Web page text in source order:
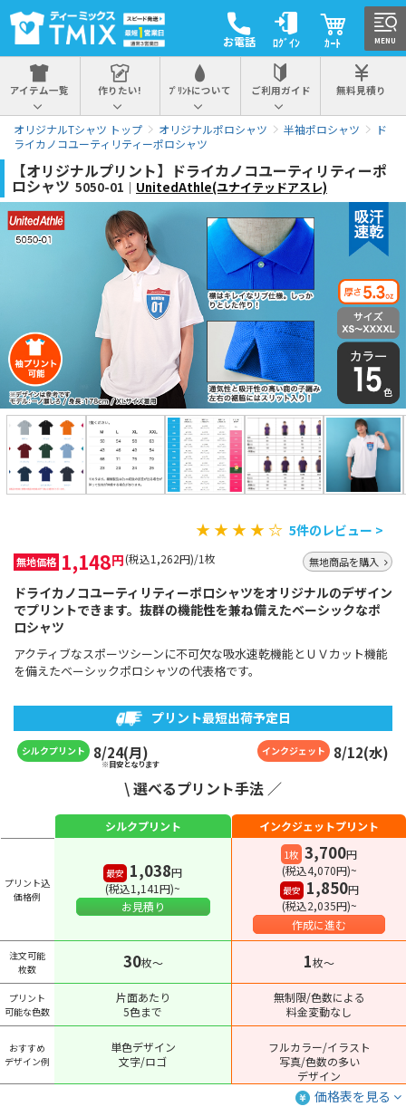
お電話 ﾛｸﾞｲﾝ ｶｰﾄ
アイテム一覧 作りたい! ﾌﾟﾘﾝﾄについて ご利用ガイド 無料見積り
オリジナルTシャツ トップ オリジナルポロシャツ 半袖ポロシャツ
ド
ライカノコユーティリティーポロシャツ
【オリジナルプリント】ドライカノコユーティリティーポ
ロシャツ 5050-01｜ UnitedAthle(ユナイテッドアスレ)
★ ★ ★ ★ ☆ 5件のレビュー >
無地価格 1,148円(税込1,262円)/1枚 無地商品を購入
ドライカノコユーティリティーポロシャツをオリジナルのデザイン
でプリントできます。抜群の機能性を兼ね備えたベーシックなポ
ロシャツ
アクティブなスポーツシーンに不可欠な吸水速乾機能とＵＶカット機能
を備えたベーシックポロシャツの代表格です。
プリント最短出荷予定日
シルクプリント 8/24(月) インクジェット 8/12(水)
※目安となります
\ 選べるプリント手法 ／
シルクプリント インクジェットプリント
プリント込
価格例
最安 1,038円
(税込1,141円)~
お見積り
1枚 3,700円
(税込4,070円)~
最安 1,850円
(税込2,035円)~
作成に進む
注文可能
枚数
30枚〜 1枚〜
プリント
可能な色数
片面あたり
5色まで
無制限/色数による
料金変動なし
おすすめ
デザイン例
単色デザイン
文字/ロゴ
フルカラー/イラスト
写真/色数の多い
デザイン
価格表を見る
MENU